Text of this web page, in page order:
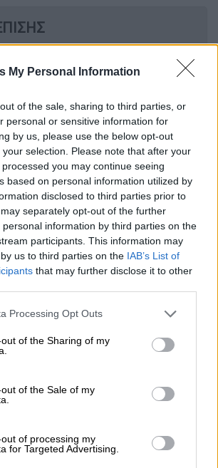
My Personal Information
of the sale, sharing to third parties, or
personal or sensitive information for
by us, please use the below opt-out
selection. Please note that after your
you may continue seeing
based on personal information utilized by
disclosed to third parties prior to
separately opt-out of the further
information by third parties on the
participants. This information may
us to third parties on the IAB’s List of
that may further disclose it to other
website/app uses one or more Google
visit or usage behaviour. You may click to
to Google and its third-party tags to
specified purposes in below Google
Processing Opt Outs
of the Sharing of my
of the Sale of my
of processing my
for Targeted Advertising.
στη Βουλή
η κυβέρνηση
είναι οι πιο φθηνές
τηλεοπτικό σταθμό
Σκυλακάκηςανέφερε ότιτο
νυχτερινό τιμολόγιο,δεν
πλέον στα δεδομένα της
ότι τις ώρες εκείνες το
στιγμή ένα
απομεινάρι του
το βράδυ έδινε η τότε
τιμολόγιο. Τώρα το βράδυ
ώρα της ημέρας, και οι πιο
μεσημέρια, όταν δουλεύουν